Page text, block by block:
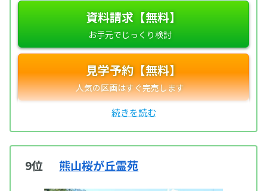
資料請求【無料】
見学予約【無料】
9位 熊山桜が丘霊苑